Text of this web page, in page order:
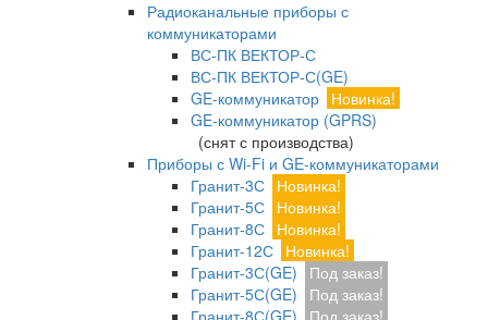
Радиоканальные приборы с
коммуникаторами
ВС-ПК ВЕКТОР-С
ВС-ПК ВЕКТОР-С(GE)
GE-коммуникатор Новинка!
GE-коммуникатор (GPRS)
(снят с производства)
Приборы с Wi-Fi и GE-коммуникаторами
Гранит-3С Новинка!
Гранит-5С Новинка!
Гранит-8С Новинка!
Гранит-12С Новинка!
Гранит-3С(GE)
Под заказ!
Гранит-5С(GE)
Под заказ!
Гранит-8С(GE)
Под заказ!